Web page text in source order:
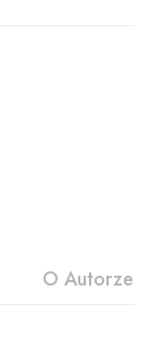
O Autorze